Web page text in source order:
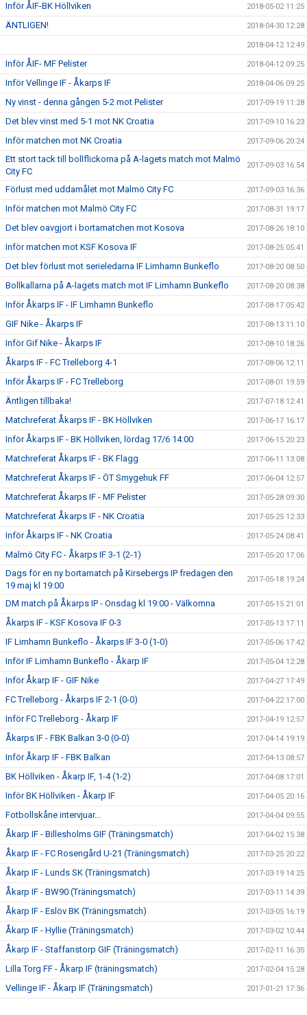
Inför ÅIF-BK Höllviken 2018-05-02 11:25
ÄNTLIGEN! 2018-04-30 12:28
2018-04-12 12:49
Inför ÅIF- MF Pelister 2018-04-12 09:25
Inför Vellinge IF - Åkarps IF 2018-04-06 09:25
Ny vinst - denna gången 5-2 mot Pelister 2017-09-19 11:28
Det blev vinst med 5-1 mot NK Croatia 2017-09-10 16:23
Inför matchen mot NK Croatia 2017-09-06 20:24
Ett stort tack till bollflickorna på A-lagets match mot Malmö
City FC
2017-09-03 16:54
Förlust med uddamålet mot Malmö City FC 2017-09-03 16:36
Inför matchen mot Malmö City FC 2017-08-31 19:17
Det blev oavgjort i bortamatchen mot Kosova 2017-08-26 18:10
Inför matchen mot KSF Kosova IF 2017-08-25 05:41
Det blev förlust mot serieledarna IF Limhamn Bunkeflo 2017-08-20 08:50
Bollkallarna på A-lagets match mot IF Limhamn Bunkeflo 2017-08-20 08:38
Inför Åkarps IF - IF Limhamn Bunkeflo 2017-08-17 05:42
GIF Nike - Åkarps IF 2017-08-13 11:10
Inför Gif Nike - Åkarps IF 2017-08-10 18:26
Åkarps IF - FC Trelleborg 4-1 2017-08-06 12:11
Inför Åkarps IF - FC Trelleborg 2017-08-01 19:59
Äntligen tillbaka! 2017-07-18 12:41
Matchreferat Åkarps IF - BK Höllviken 2017-06-17 16:17
Inför Åkarps IF - BK Höllviken, lördag 17/6 14:00 2017-06-15 20:23
Matchreferat Åkarps IF - BK Flagg 2017-06-11 13:08
Matchreferat Åkarps IF - ÖT Smygehuk FF 2017-06-04 12:57
Matchreferat Åkarps IF - MF Pelister 2017-05-28 09:30
Matchreferat Åkarps IF - NK Croatia 2017-05-25 12:33
Inför Åkarps IF - NK Croatia 2017-05-24 08:41
Malmö City FC - Åkarps IF 3-1 (2-1) 2017-05-20 17:06
Dags för en ny bortamatch på Kirsebergs IP fredagen den
19 maj kl 19:00
2017-05-18 19:24
DM match på Åkarps IP - Onsdag kl 19:00 - Välkomna 2017-05-15 21:01
Åkarps IF - KSF Kosova IF 0-3 2017-05-13 17:11
IF Limhamn Bunkeflo - Åkarps IF 3-0 (1-0) 2017-05-06 17:42
Inför IF Limhamn Bunkeflo - Åkarp IF 2017-05-04 12:28
Inför Åkarp IF - GIF Nike 2017-04-27 17:49
FC Trelleborg - Åkarps IF 2-1 (0-0) 2017-04-22 17:00
Inför FC Trelleborg - Åkarp IF 2017-04-19 12:57
Åkarps IF - FBK Balkan 3-0 (0-0) 2017-04-14 19:19
Inför Åkarp IF - FBK Balkan 2017-04-13 08:57
BK Höllviken - Åkarp IF, 1-4 (1-2) 2017-04-08 17:01
Inför BK Höllviken - Åkarp IF 2017-04-05 20:16
Fotbollskåne intervjuar... 2017-04-04 09:55
Åkarp IF - Billesholms GIF (Träningsmatch) 2017-04-02 15:38
Åkarp IF - FC Rosengård U-21 (Träningsmatch) 2017-03-25 20:22
Åkarp IF - Lunds SK (Träningsmatch) 2017-03-19 14:25
Åkarp IF - BW90 (Träningsmatch) 2017-03-11 14:39
Åkarp IF - Eslöv BK (Träningsmatch) 2017-03-05 16:19
Åkarp IF - Hyllie (Träningsmatch) 2017-03-02 10:44
Åkarp IF - Staffanstorp GIF (Träningsmatch) 2017-02-11 16:35
Lilla Torg FF - Åkarp IF (träningsmatch) 2017-02-04 15:28
Vellinge IF - Åkarp IF (Träningsmatch) 2017-01-21 17:36